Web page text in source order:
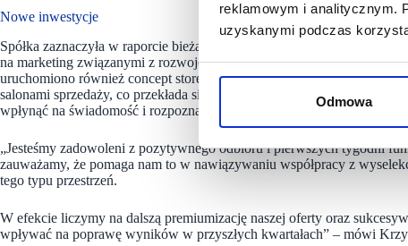
reklamowym i analitycznym.
uzyskanymi podczas
Odmowa
Nowe inwestycje
Spółka zaznaczyła w raporcie bieżącym, że dobre wyniki
na marketing związanymi z rozwojem nowej marki PRM i
uruchomiono również concept store PRM i Answear.com w Fabryce
salonami sprzedaży, co przekłada się na zainteresowanie wśród
wpłynąć na świadomość i rozpoznawalność marek i skutecznie
„Jesteśmy zadowoleni z pozytywnego odbioru i pierwszych tygodni
zauważamy, że pomaga nam to w nawiązywaniu współpracy z
tego typu przestrzeń.
W efekcie liczymy na dalszą premiumizację naszej oferty oraz
wpływać na poprawę wyników w przyszłych kwartałach” – mówi